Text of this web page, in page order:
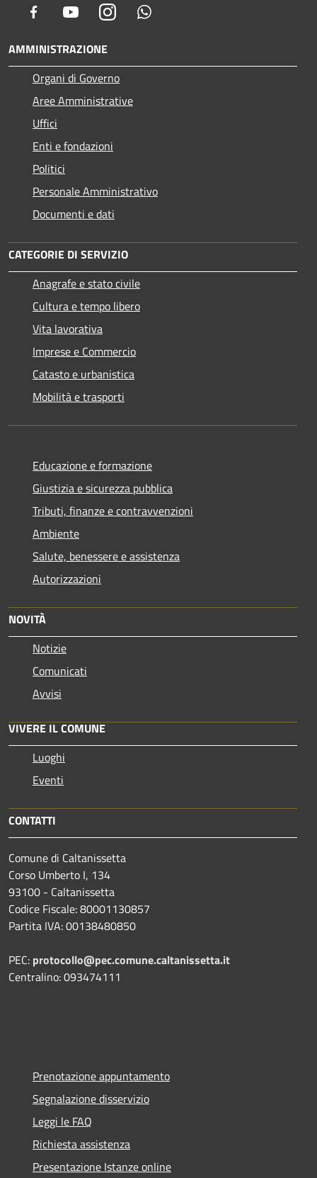
Facebook YoutubeInstagram
AMMINISTRAZIONE
Organi di Governo
Aree Amministrative
Uffici
Enti e fondazioni
Politici
Personale Amministrativo
Documenti e dati
CATEGORIE DI SERVIZIO
Anagrafe e stato civile
Cultura e tempo libero
Vita lavorativa
Imprese e Commercio
Catasto e urbanistica
Mobilità e trasporti
Educazione e formazione
Giustizia e sicurezza pubblica
Tributi, finanze e contravvenzioni
Ambiente
Salute, benessere e assistenza
Autorizzazioni
NOVITÀ
Notizie
Comunicati
Avvisi
VIVERE IL COMUNE
Luoghi
Eventi
CONTATTI
Comune di Caltanissetta
Corso Umberto I, 134
93100 - Caltanissetta
Codice Fiscale: 80001130857
Partita IVA: 00138480850
PEC: protocollo@pec.comune.caltanissetta.it
Centralino: 093474111
Prenotazione appuntamento
Segnalazione disservizio
Leggi le FAQ
Richiesta assistenza
Presentazione Istanze online